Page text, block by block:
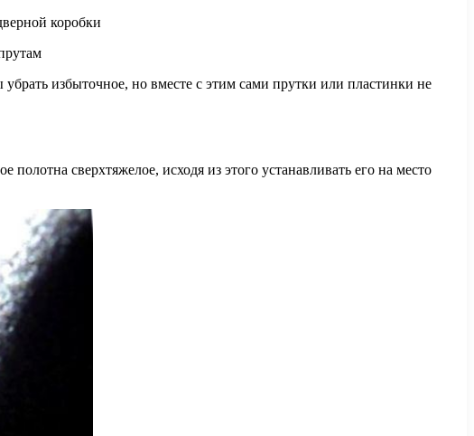
избыточное, но вместе с этим сами прутки или пластинки не
сверхтяжелое, исходя из этого устанавливать его на место